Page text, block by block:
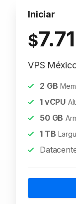
Iniciar
$7.71
VPS
2 GB
1vCPU
50GB
1TB